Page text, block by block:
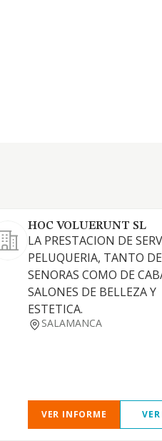
HOC VOLUERUNT SL
LA PRESTACION DE
PELUQUERIA, TANTO DE
SENORAS COMO DE
SALONES DE BELLEZA Y
ESTETICA.
SALAMANCA
VER INFORME